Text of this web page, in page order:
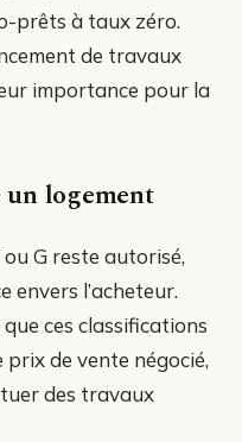
prêts à taux zéro.
de travaux
importance pour la
un logement
G reste autorisé,
envers l’acheteur.
ces classifications
de vente négocié,
des travaux